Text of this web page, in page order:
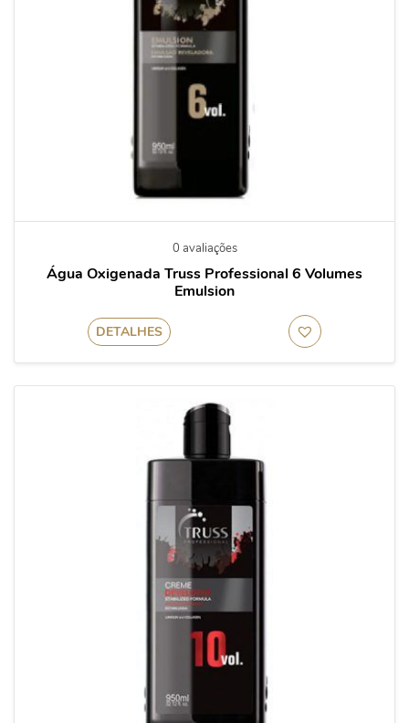
0 avaliações
Água Oxigenada Truss Professional 6 Volumes
Emulsion
DETALHES